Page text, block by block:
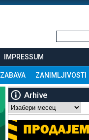
IMPRESSUM
ZABAVA ZANIMLJIVOSTI
Arhive
Arhive